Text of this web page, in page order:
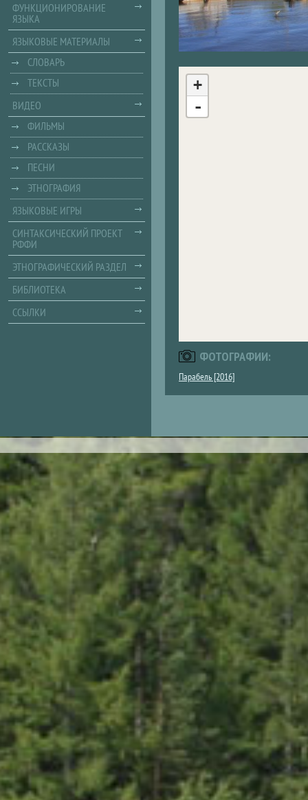
+
-
ФОТОГРАФИИ:
Парабель [2016]
ФУНКЦИОНИРОВАНИЕ
ЯЗЫКА
ЯЗЫКОВЫЕ МАТЕРИАЛЫ
СЛОВАРЬ
ТЕКСТЫ
ВИДЕО
ФИЛЬМЫ
РАССКАЗЫ
ПЕСНИ
ЭТНОГРАФИЯ
ЯЗЫКОВЫЕ ИГРЫ
СИНТАКСИЧЕСКИЙ ПРОЕКТ
РФФИ
ЭТНОГРАФИЧЕСКИЙ РАЗДЕЛ
БИБЛИОТЕКА
ССЫЛКИ